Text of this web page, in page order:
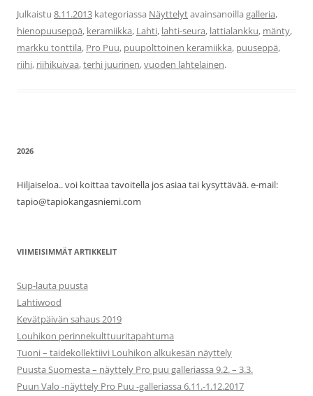
Julkaistu 8.11.2013 kategoriassa Näyttelytavainsanoilla galleria,
hienopuuseppä, keramiikka, Lahti, lahti-seura, lattialankku, mänty,
markku tonttila, Pro Puu, puupolttoinen keramiikka, puuseppä,
riihi, riihikuivaa,terhi juurinen,vuoden lahtelainen.
2026
Hiljaiseloa.. voi koittaa tavoitella jos asiaa tai kysyttävää. e-mail:
tapio@tapiokangasniemi.com
VIIMEISIMMÄT ARTIKKELIT
Sup-lauta puusta
Lahtiwood
Kevätpäivän sahaus 2019
Louhikon perinnekulttuuritapahtuma
Tuoni – taidekollektiivi Louhikon alkukesän näyttely
Puusta Suomesta – näyttely Pro puu galleriassa 9.2. – 3.3.
Puun Valo -näyttely Pro Puu -galleriassa 6.11.-1.12.2017